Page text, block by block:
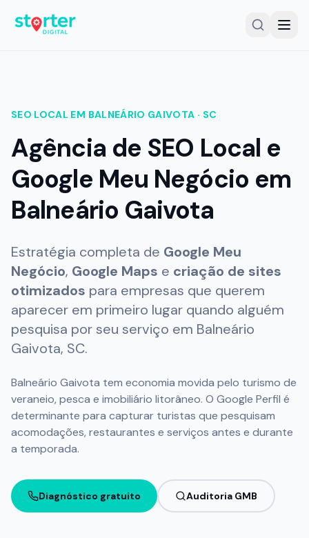
Auditoria Google Meu Negócio
SEO Local
Criação de Sites
Cases e Resultados
Comparativo de Soluções
Ganhar Seguidores no Instagram
FERRAMENTAS
APRENDA
Central de Conhecimento
GEO – Generative Engine Optimization
Guia de Otimização - Método 3C
SEO LOCAL EM BALNEÁRIO GAIVOTA · SC
Agência de SEO Local e
Google Meu Negócio em
Balneário Gaivota
Estratégia completa de Google Meu
Negócio, Google Maps e criação de sites
otimizados para empresas que querem
aparecer em primeiro lugar quando alguém
pesquisa por seu serviço em Balneário
Gaivota, SC.
Balneário Gaivota tem economia movida pelo turismo de
veraneio, pesca e imobiliário litorâneo. O Google Perfil é
determinante para capturar turistas que pesquisam
acomodações, restaurantes e serviços antes e durante
a temporada.
Diagnóstico gratuito Auditoria GMB